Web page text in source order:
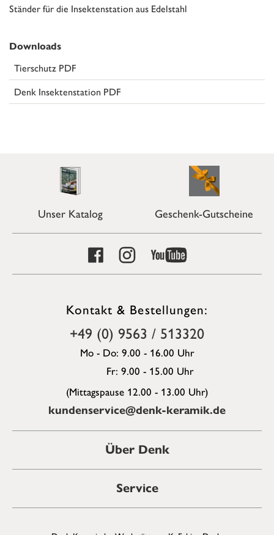
Ständer für die Insektenstation aus Edelstahl
Downloads
Tierschutz PDF
Denk Insektenstation PDF
Unser Katalog Geschenk-Gutscheine
Kontakt & Bestellungen:
+49 (0) 9563 / 513320
Mo - Do: 9.00 - 16.00 Uhr
Fr: 9.00 - 15.00 Uhr
(Mittagspause 12.00 - 13.00 Uhr)
kundenservice@denk-keramik.de
Über Denk
Service